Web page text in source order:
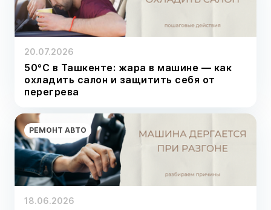
20.07.2026
50°C в Ташкенте: жара в машине — как
охладить салон и защитить себя от
перегрева
РЕМОНТ АВТО
18.06.2026